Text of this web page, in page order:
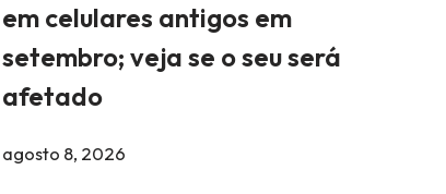
em celulares antigos em
setembro; veja se o seu será
afetado
agosto 8, 2026